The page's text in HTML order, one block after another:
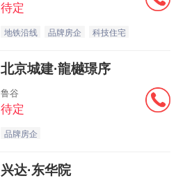
待定
地铁沿线 品牌房企 科技住宅
北京城建·龍樾璟序
鲁谷
待定
品牌房企
兴达·东华院